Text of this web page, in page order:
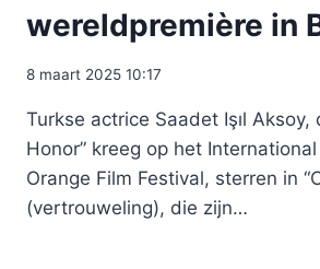
wereldpremière in
8 maart 2025 10:17
Turkse actrice Saadet Işıl Aksoy,
Honor” kreeg op het
Orange Film Festival, sterren in
(vertrouweling), die zijn…